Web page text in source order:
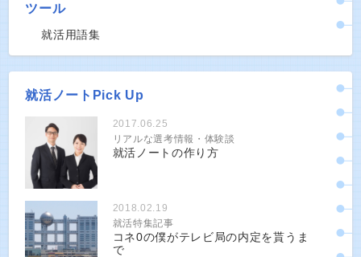
ツール
就活用語集
就活ノートPick Up
2017.06.25
リアルな選考情報・体験談
就活ノートの作り方
2018.02.19
就活特集記事
コネ0の僕がテレビ局の内定を貰うま
で